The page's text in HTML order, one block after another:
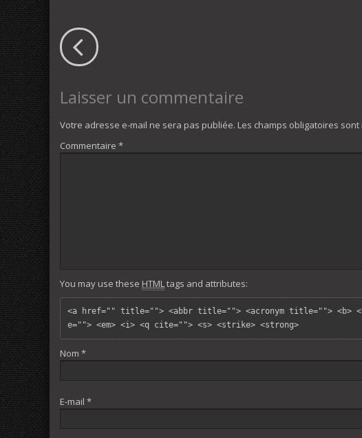
Laisser un commentaire
Votre adresse e-mail ne sera pas publiée. Les champs obligatoires
Commentaire *
You may use these HTMLtags and attributes:
<a href="" title=""> <abbr title=""> <acronym title=""> <b>
e=""> <em> <i> <q cite=""> <s> <strike> <strong>
Nom *
E-mail *